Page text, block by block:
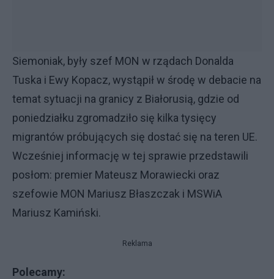
Siemoniak, były szef MON w rządach Donalda
Tuska i Ewy Kopacz, wystąpił w środę w debacie na
temat sytuacji na granicy z Białorusią, gdzie od
poniedziałku zgromadziło się kilka tysięcy
migrantów próbujących się dostać się na teren UE.
Wcześniej informację w tej sprawie przedstawili
posłom: premier Mateusz Morawiecki oraz
szefowie MON Mariusz Błaszczak i MSWiA
Mariusz Kamiński.
Reklama
Polecamy: